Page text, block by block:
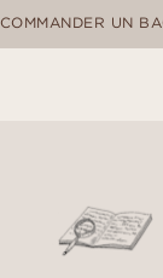
COMMANDER UN